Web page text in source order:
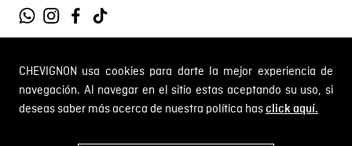
CHEVIGNON usa cookies para darte la mejor experiencia de
navegación. Al navegar en el sitio estas aceptando su uso, si
deseas saber más acerca de nuestra política hasclick aquí.
SOBRE NOSOTROS
Encuentra tu tienda